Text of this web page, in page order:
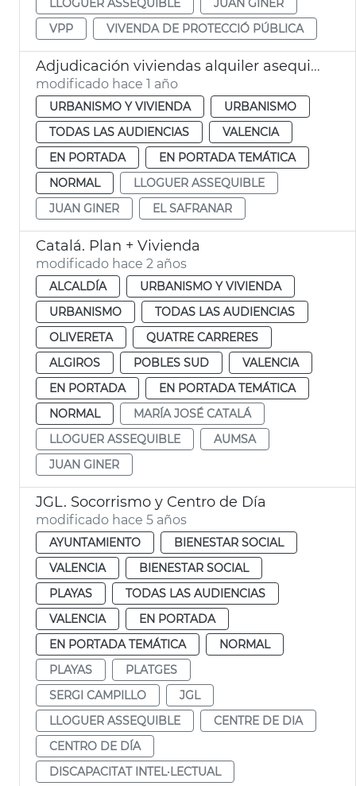
VPP
VIVENDA DE PROTECCIÓ PÚBLICA
Adjudicación viviendas alquiler asequible
modificado hace 1 año
URBANISMO Y VIVIENDA
URBANISMO
TODAS LAS AUDIENCIAS
VALENCIA
EN PORTADA
EN PORTADA TEMÁTICA
NORMAL
LLOGUER ASSEQUIBLE
JUAN GINER
EL SAFRANAR
Catalá. Plan + Vivienda
modificado hace 2 años
ALCALDÍA
URBANISMO Y VIVIENDA
URBANISMO
TODAS LAS AUDIENCIAS
OLIVERETA
QUATRE CARRERES
ALGIROS
POBLES SUD
VALENCIA
EN PORTADA
EN PORTADA TEMÁTICA
NORMAL
MARÍA JOSÉ CATALÁ
LLOGUER ASSEQUIBLE
AUMSA
JUAN GINER
JGL. Socorrismo y Centro de Día
modificado hace 5 años
AYUNTAMIENTO
BIENESTAR SOCIAL
VALENCIA
BIENESTAR SOCIAL
PLAYAS
TODAS LAS AUDIENCIAS
VALENCIA
EN PORTADA
EN PORTADA TEMÁTICA
NORMAL
PLAYAS
PLATGES
SERGI CAMPILLO
JGL
LLOGUER ASSEQUIBLE
CENTRE DE DIA
CENTRO DE DÍA
DISCAPACITAT INTEL·LECTUAL